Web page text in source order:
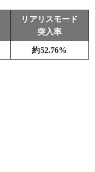
リアリスモード
突入率
約52.76%